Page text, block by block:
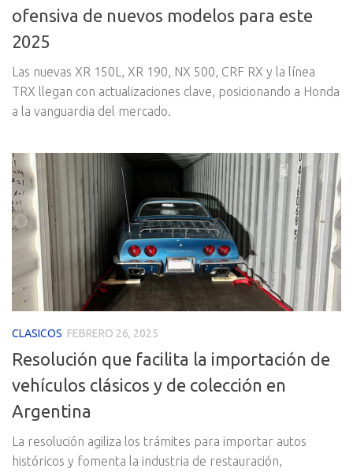
ofensiva de nuevos modelos para este
2025
Las nuevas XR 150L, XR 190, NX 500, CRF RX y la línea
TRX llegan con actualizaciones clave, posicionando a Honda
a la vanguardia del mercado.
CLASICOS FEBRERO 26, 2025
Resolución que facilita la importación de
vehículos clásicos y de colección en
Argentina
La resolución agiliza los trámites para importar autos
históricos y fomenta la industria de restauración,